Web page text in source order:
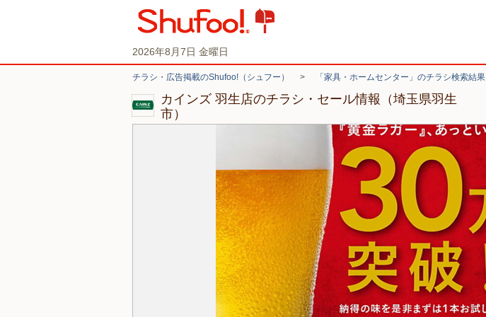
2026年8月7日 金曜日
チラシ・広告掲載のShufoo!（シュフー） > 「家具・ホームセンター」のチラシ検索結果
カインズ 羽生店のチラシ・セール情報（埼玉県羽生
市）